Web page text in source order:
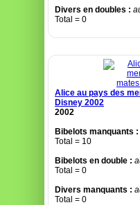
Divers en doubles :
Total = 0
Alice au pays des
Disney 2002
2002
Bibelots manquants :
Total = 10
Bibelots en double :
Total = 0
Divers manquants :
Total = 0